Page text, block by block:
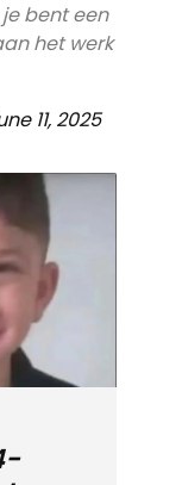
bent een
het werk
11, 2025